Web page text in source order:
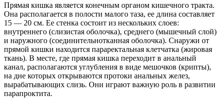
Прямая кишка является конечным органом кишечного тракта.
Она располагается в полости малого таза, ее длина составляет
15 — 20 см. Ее стенка состоит из нескольких слоев:
внутреннего (слизистая оболочка), среднего (мышечный слой)
и наружного (соединительнотканная оболочка). Снаружи от
прямой кишки находится параректальная клетчатка (жировая
ткань). В месте, где прямая кишка переходит в анальный
канал, располагаются углубления в виде мешочков (крипты),
на дне которых открываются протоки анальных желез,
вырабатывающих слизь. Они играют важную роль в развитии
парапроктита.